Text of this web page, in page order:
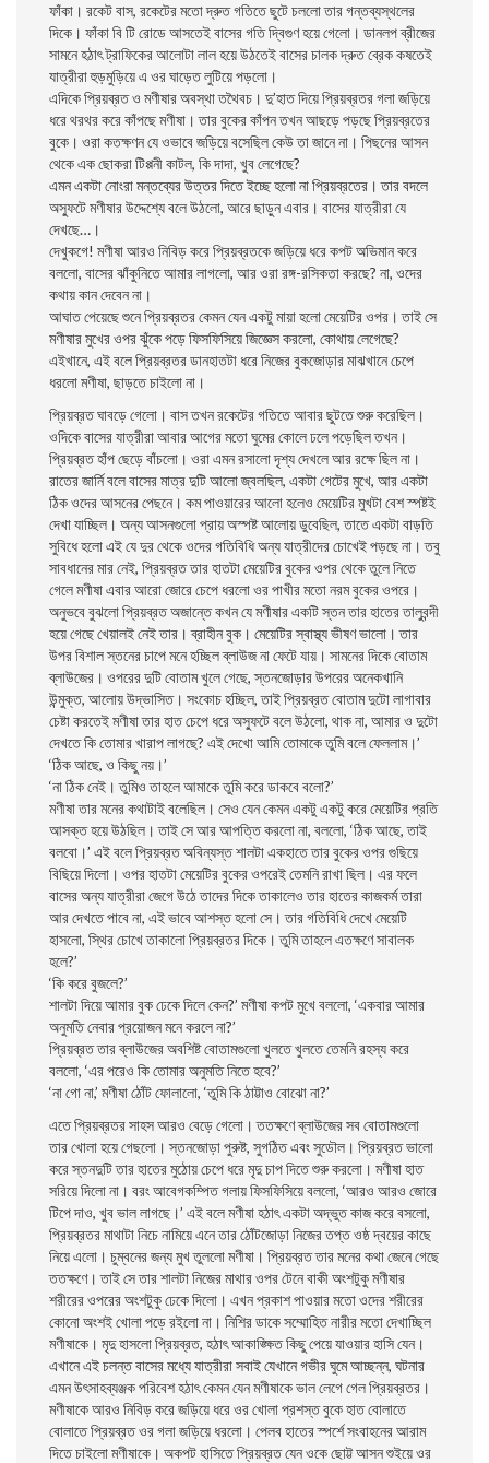
ফাঁকা। রকেট বাস, রকেটের মতো দ্রুত গতিতে ছুটে চললো তার গন্তব্যস্থলের
দিকে। ফাঁকা বি টি রোডে আসতেই বাসের গতি দ্বিগুণ হয়ে গেলো। ডানলপ ব্রীজের
সামনে হঠাৎ ট্রাফিকের আলোটা লাল হয়ে উঠতেই বাসের চালক দ্রুত ব্রেক কষতেই
যাত্রীরা হুড়মুড়িয়ে এ ওর ঘাড়েত লুটিয়ে পড়লো।
এদিকে প্রিয়ব্রত ও মণীষার অবস্থা তথৈবচ। দু’হাত দিয়ে প্রিয়ব্রতর গলা জড়িয়ে
ধরে থরথর করে কাঁপছে মণীষা। তার বুকের কাঁপন তখন আছড়ে পড়ছে প্রিয়ব্রতের
বুকে। ওরা কতক্ষণন যে ওভাবে জড়িয়ে বসেছিল কেউ তা জানে না। পিছনের আসন
থেকে এক ছোকরা টিপ্পনী কাটল, কি দাদা, খুব লেগেছে?
এমন একটা নোংরা মন্তব্যের উত্তর দিতে ইচ্ছে হলো না প্রিয়ব্রতের। তার বদলে
অস্ফুটে মণীষার উদ্দেশ্যে বলে উঠলো, আরে ছাড়ুন এবার। বাসের যাত্রীরা যে
দেখছে…।
দেখুকগে! মণীষা আরও নিবিড় করে প্রিয়ব্রতকে জড়িয়ে ধরে কপট অভিমান করে
বললো, বাসের ঝাঁকুনিতে আমার লাগলো, আর ওরা রঙ্গ-রসিকতা করছে? না, ওদের
কথায় কান দেবেন না।
আঘাত পেয়েছে শুনে প্রিয়ব্রতর কেমন যেন একটু মায়া হলো মেয়েটির ওপর। তাই সে
মণীষার মুখের ওপর ঝুঁকে পড়ে ফিসফিসিয়ে জিজ্ঞেস করলো, কোথায় লেগেছে?
এইখানে, এই বলে প্রিয়ব্রতর ডানহাতটা ধরে নিজের বুকজোড়ার মাঝখানে চেপে
ধরলো মণীষা, ছাড়তে চাইলো না।
প্রিয়ব্রত ঘাবড়ে গেলো। বাস তখন রকেটের গতিতে আবার ছুটতে শুরু করেছিল।
ওদিকে বাসের যাত্রীরা আবার আগের মতো ঘুমের কোলে ঢলে পড়েছিল তখন।
প্রিয়ব্রত হাঁপ ছেড়ে বাঁচলো। ওরা এমন রসালো দৃশ্য দেখলে আর রক্ষে ছিল না।
রাতের জার্নি বলে বাসের মাত্র দুটি আলো জ্বলছিল, একটা গেটের মুখে, আর একটা
ঠিক ওদের আসনের পেছনে। কম পাওয়ারের আলো হলেও মেয়েটির মুখটা বেশ স্পষ্টই
দেখা যাচ্ছিল। অন্য আসনগুলো প্রায় অস্পষ্ট আলোয় ডুবেছিল, তাতে একটা বাড়তি
সুবিধে হলো এই যে দুর থেকে ওদের গতিবিধি অন্য যাত্রীদের চোখেই পড়ছে না। তবু
সাবধানের মার নেই, প্রিয়ব্রত তার হাতটা মেয়েটির বুকের ওপর থেকে তুলে নিতে
গেলে মণীষা এবার আরো জোরে চেপে ধরলো ওর পাখীর মতো নরম বুকের ওপরে।
অনুভবে বুঝলো প্রিয়ব্রত অজান্তে কখন যে মণীষার একটি স্তন তার হাতের তালুবন্দী
হয়ে গেছে খেয়ালই নেই তার। ব্রাহীন বুক। মেয়েটির স্বাস্থ্য ভীষণ ভালো। তার
উপর বিশাল স্তনের চাপে মনে হচ্ছিল ব্লাউজ না ফেটে যায়। সামনের দিকে বোতাম
ব্লাউজের। ওপরের দুটি বোতাম খুলে গেছে, স্তনজোড়ার উপরের অনেকখানি
উন্মুক্ত, আলোয় উদ্ভাসিত। সংকোচ হচ্ছিল, তাই প্রিয়ব্রত বোতাম দুটো লাগাবার
চেষ্টা করতেই মণীষা তার হাত চেপে ধরে অস্ফুটে বলে উঠলো, থাক না, আমার ও দুটো
দেখতে কি তোমার খারাপ লাগছে? এই দেখো আমি তোমাকে তুমি বলে ফেললাম।’
‘ঠিক আছে, ও কিছু নয়।’
‘না ঠিক নেই। তুমিও তাহলে আমাকে তুমি করে ডাকবে বলো?’
মণীষা তার মনের কথাটাই বলেছিল। সেও যেন কেমন একটু একটু করে মেয়েটির প্রতি
আসক্ত হয়ে উঠছিল। তাই সে আর আপত্তি করলো না, বললো, ‘ঠিক আছে, তাই
বলবো।’ এই বলে প্রিয়ব্রত অবিন্যস্ত শালটা একহাতে তার বুকের ওপর গুছিয়ে
বিছিয়ে দিলো। ওপর হাতটা মেয়েটির বুকের ওপরেই তেমনি রাখা ছিল। এর ফলে
বাসের অন্য যাত্রীরা জেগে উঠে তাদের দিকে তাকালেও তার হাতের কাজকর্ম তারা
আর দেখতে পাবে না, এই ভাবে আশস্ত হলো সে। তার গতিবিধি দেখে মেয়েটি
হাসলো, স্থির চোখে তাকালো প্রিয়ব্রতর দিকে। তুমি তাহলে এতক্ষণে সাবালক
হলে?’
‘কি করে বুজলে?’
শালটা দিয়ে আমার বুক ঢেকে দিলে কেন?’ মণীষা কপট মুখে বললো, ‘একবার আমার
অনুমতি নেবার প্রয়োজন মনে করলে না?’
প্রিয়ব্রত তার ব্লাউজের অবশিষ্ট বোতামগুলো খুলতে খুলতে তেমনি রহস্য করে
বললো, ‘এর পরেও কি তোমার অনুমতি নিতে হবে?’
‘না গো না,’ মণীষা ঠোঁট ফোলালো, ‘তুমি কি ঠাট্টাও বোঝো না?’
এতে প্রিয়ব্রতর সাহস আরও বেড়ে গেলো। ততক্ষণে ব্লাউজের সব বোতামগুলো
তার খোলা হয়ে গেছলো। স্তনজোড়া পুরুষ্ট, সুগঠিত এবং সুডৌল। প্রিয়ব্রত ভালো
করে স্তনদুটি তার হাতের মুঠোয় চেপে ধরে মৃদু চাপ দিতে শুরু করলো। মণীষা হাত
সরিয়ে দিলো না। বরং আবেগকম্পিত গলায় ফিসফিসিয়ে বললো, ‘আরও আরও জোরে
টিপে দাও, খুব ভাল লাগছে।’ এই বলে মণীষা হঠাৎ একটা অদ্ভুত কাজ করে বসলো,
প্রিয়ব্রতর মাথাটা নিচে নামিয়ে এনে তার ঠোঁটজোড়া নিজের তপ্ত ওষ্ঠ দ্বয়ের কাছে
নিয়ে এলো। চুম্বনের জন্য মুখ তুললো মণীষা। প্রিয়ব্রত তার মনের কথা জেনে গেছে
ততক্ষণে। তাই সে তার শালটা নিজের মাথার ওপর টেনে বাকী অংশটুকু মণীষার
শরীরের ওপরের অংশটুকু ঢেকে দিলো। এখন প্রকাশ পাওয়ার মতো ওদের শরীরের
কোনো অংশই খোলা পড়ে রইলো না। নিশির ডাকে সম্মোহিত নারীর মতো দেখাচ্ছিল
মণীষাকে। মৃদু হাসলো প্রিয়ব্রত, হঠাৎ আকাঙ্ক্ষিত কিছু পেয়ে যাওয়ার হাসি যেন।
এখানে এই চলন্ত বাসের মধ্যে যাত্রীরা সবাই যেখানে গভীর ঘুমে আচ্ছন্ন, ঘটনার
এমন উৎসাহব্যঞ্জক পরিবেশ হঠাৎ কেমন যেন মণীষাকে ভাল লেগে গেল প্রিয়ব্রতর।
মণীষাকে আরও নিবিড় করে জড়িয়ে ধরে ওর খোলা প্রশস্ত বুকে হাত বোলাতে
বোলাতে প্রিয়ব্রত ওর গলা জড়িয়ে ধরলো। পেলব হাতের স্পর্শে সংবাহনের আরাম
দিতে চাইলো মণীষাকে। অকপট হাসিতে প্রিয়ব্রত যেন ওকে ছোট্ট আসন শুইয়ে ওর